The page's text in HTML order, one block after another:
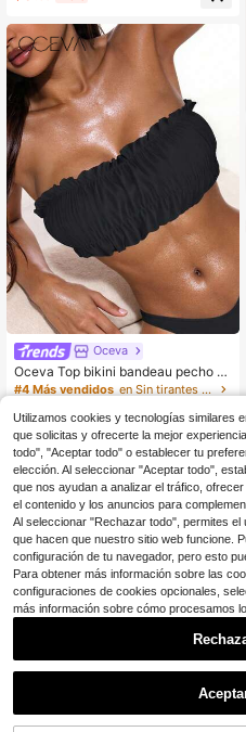
Oceva
Oceva Top bikini bandeau pecho c
on fruncido ribete fruncido
#4 Más vendidos
en Sin tirantes Tops de bikini para mujer
$7 .29 -10%
Utilizamos cookies y tecnologías similares
que solicitas y ofrecerte la mejor
todo", "Aceptar todo" o establecer tu
elección. Al seleccionar "Aceptar todo",
que nos ayudan a analizar el tráfico,
el contenido y los anuncios para
Al seleccionar "Rechazar todo", permites
que hacen que nuestro sitio web funcione.
configuración de tu navegador, pero esto
Para obtener más información sobre las
configuraciones de cookies opcionales,
más información sobre cómo procesamos